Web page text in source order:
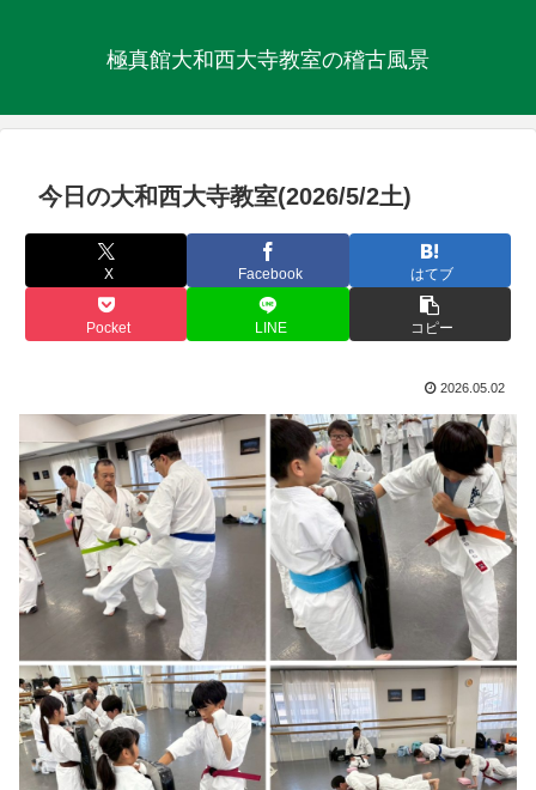
極真館大和西大寺教室の稽古風景
今日の大和西大寺教室(2026/5/2土)
X Facebook はてブ
Pocket LINE コピー
2026.05.02